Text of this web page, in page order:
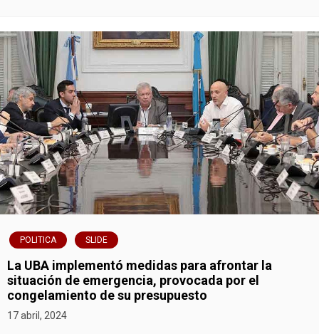
n
t
r
a
d
a
s
POLITICA SLIDE
La UBA implementó medidas para afrontar la
situación de emergencia, provocada por el
congelamiento de su presupuesto
17 abril, 2024